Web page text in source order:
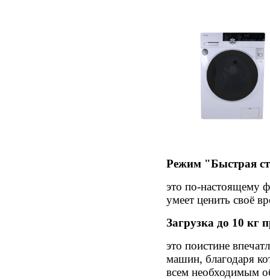
Режим "Быстрая
это по-настоящему
умеет ценить своё
Загрузка до 10 кг
это поистине
машин, благодаря
всем необходимым